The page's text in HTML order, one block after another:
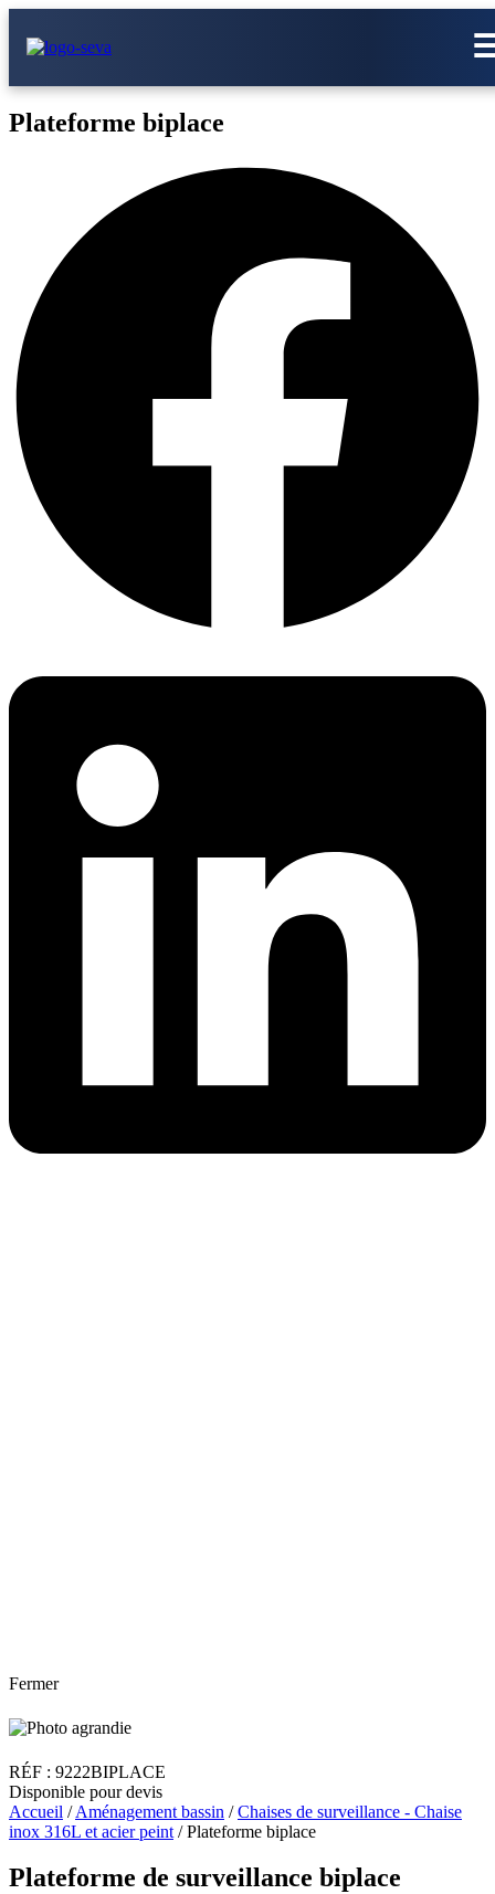
Plateforme biplace
Fermer
RÉF : 9222BIPLACE
Disponible pour devis
Accueil /Aménagement bassin /Chaises de surveillance - Chaise
inox 316L et acier peint / Plateforme biplace
Plateforme de surveillance biplace